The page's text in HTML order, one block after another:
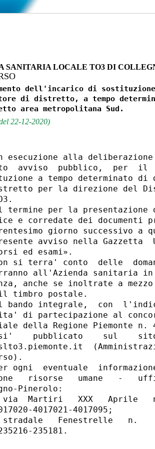
SANITARIA LOCALE TO3 DI
dell'incarico di
di distretto, a tempo
22-12-2020)
esecuzione alla
avviso  pubblico,  per  il
a tempo determinato
per la direzione del
termine per la presentazione
e corredate dei
giorno successivo a
avviso nella
ed esami».
si terra' conto  delle
all'Azienda sanitaria
anche se inoltrate a
timbro postale.
bando integrale,  con
di partecipazione al
della Regione Piemonte n.
pubblicato    sul
ogni  eventuale
risorse   umane   -
Pinerolo:
via  Martiri   XXX   Aprile
4017021-4017095;
stradale   Fenestrelle   n.
235181.